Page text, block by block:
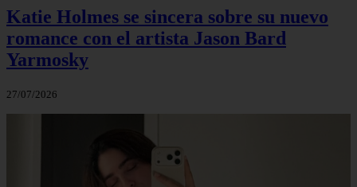
Katie Holmes se sincera sobre su nuevo
romance con el artista Jason Bard
Yarmosky
27/07/2026